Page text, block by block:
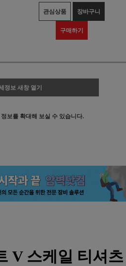
관심상품 장바구니
구매하기
정보 새창 열기
보를 확대해 보실 수 있습니다.
V 스케일 티셔츠